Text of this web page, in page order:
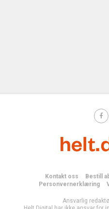
Kontakt oss Bestill
Personvernerklæring
Ansvarlig